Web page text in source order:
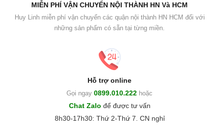
MIỄN PHÍ VẬN CHUYỂN NỘI THÀNH HN Và HCM
Huy Linh miễn phí vận chuyển các quận nội thành HN HCM đối với
những sản phẩm có sẵn tại từng miền.
Hỗ trợ online
Gọi ngay 0899.010.222 hoặc
Chat Zalo để được tư vấn
8h30-17h30: Thứ 2-Thứ 7. CN nghỉ